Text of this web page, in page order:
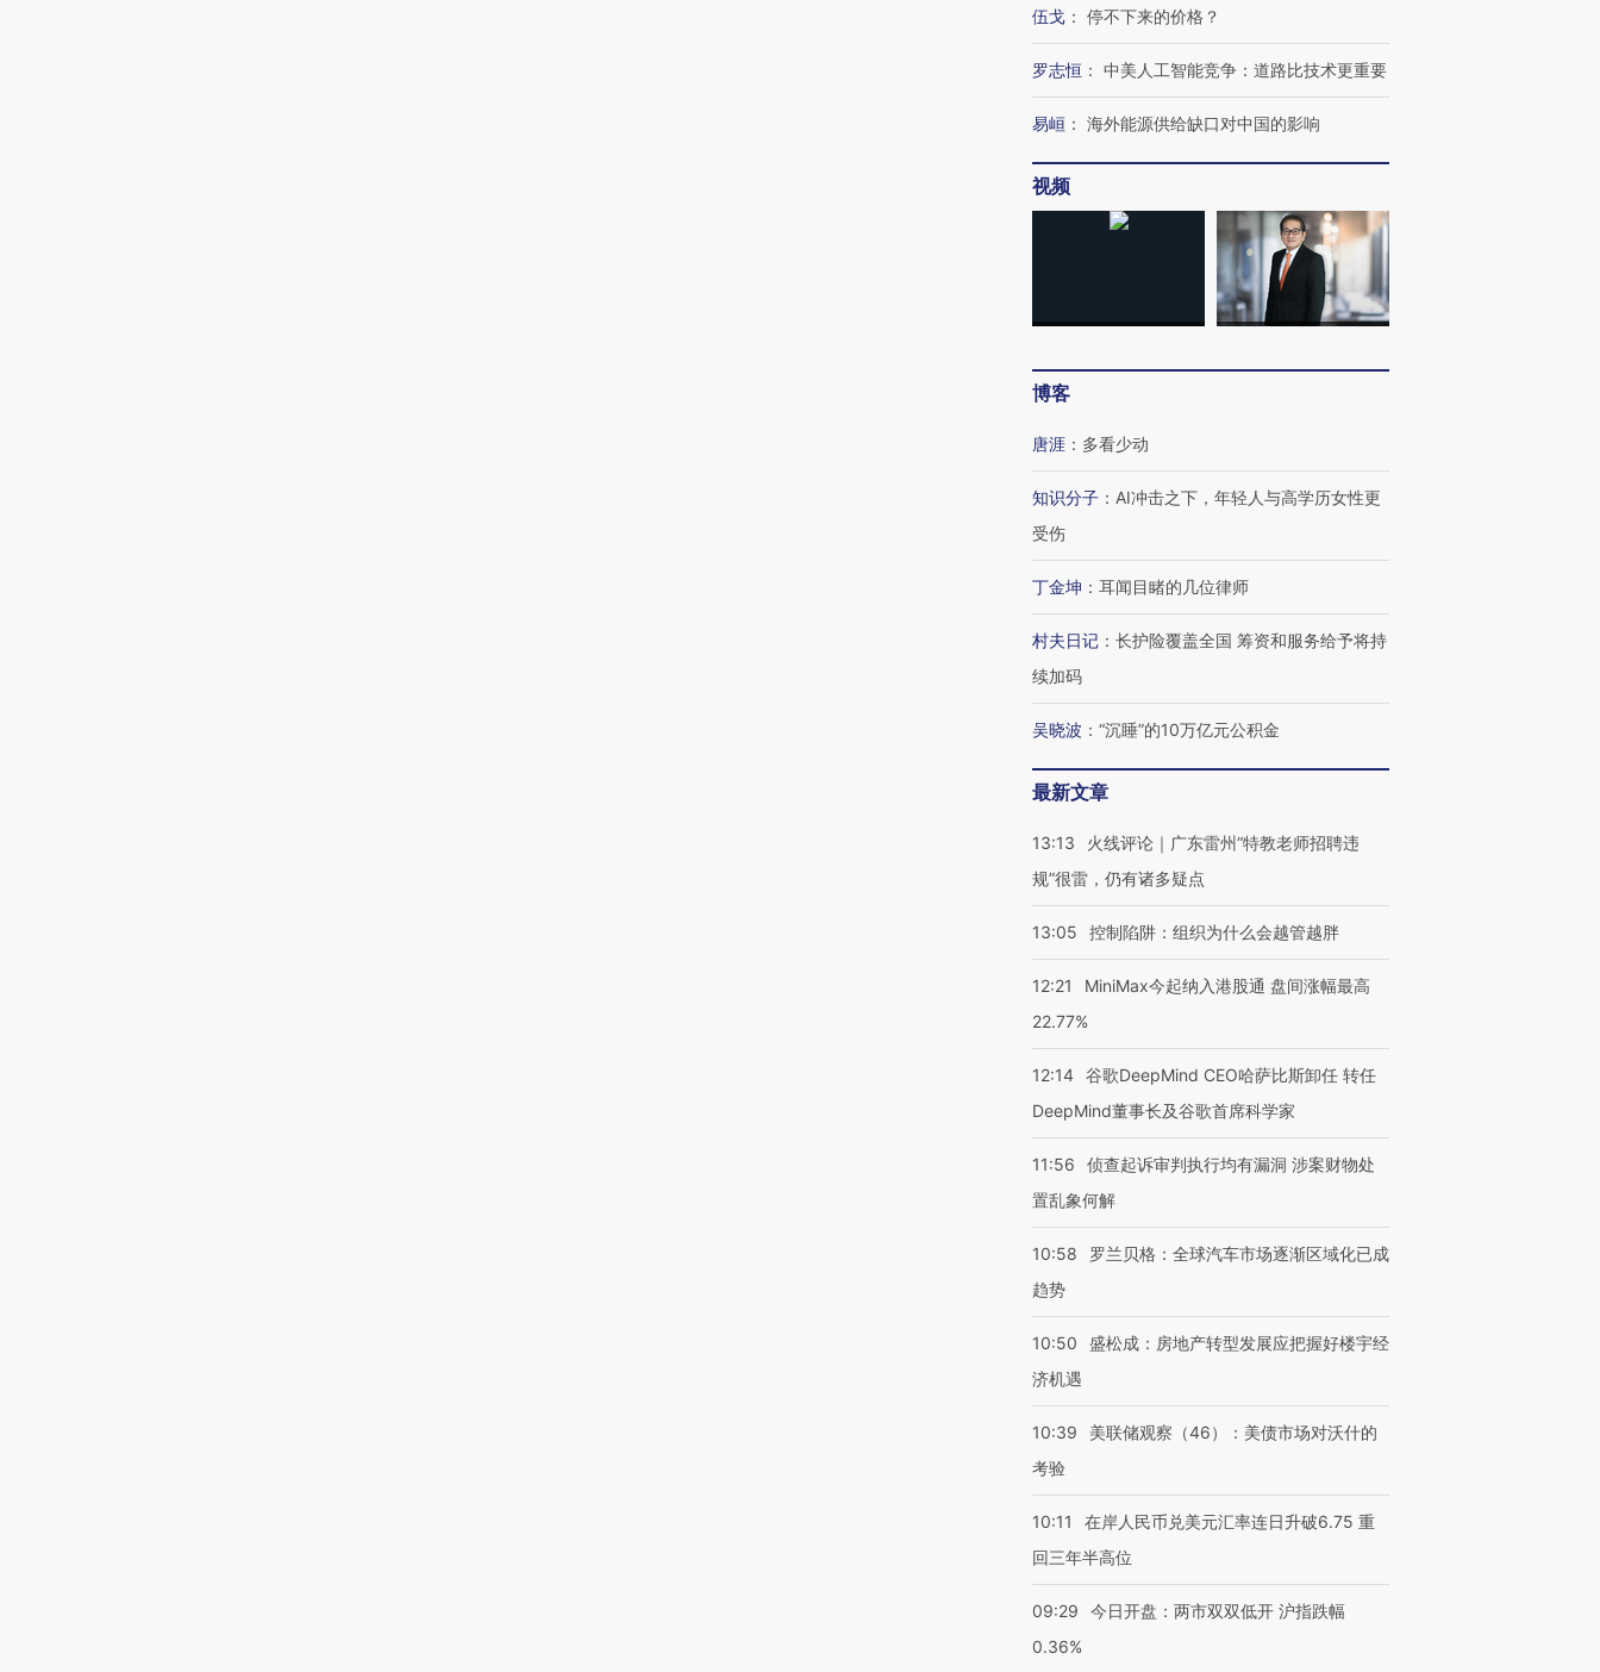
伍戈 ： 停不下来的价格？
罗志恒 ： 中美人工智能竞争：道路比技术更重要
易峘 ： 海外能源供给缺口对中国的影响
视频
博客
唐涯 ： 多看少动
知识分子 ： AI冲击之下，年轻人与高学历女性更
受伤
丁金坤 ： 耳闻目睹的几位律师
村夫日记 ： 长护险覆盖全国 筹资和服务给予将持
续加码
吴晓波 ： “沉睡”的10万亿元公积金
最新文章
13:13
火线评论｜广东雷州“特教老师招聘违
规”很雷，仍有诸多疑点
13:05 控制陷阱：组织为什么会越管越胖
12:21
MiniMax今起纳入港股通 盘间涨幅最高
22.77%
12:14 谷歌DeepMind CEO哈萨比斯卸任 转任
DeepMind董事长及谷歌首席科学家
11:56
侦查起诉审判执行均有漏洞 涉案财物处
置乱象何解
10:58
罗兰贝格：全球汽车市场逐渐区域化已成
趋势
10:50
盛松成：房地产转型发展应把握好楼宇经
济机遇
10:39
美联储观察（46）：美债市场对沃什的
考验
10:11
在岸人民币兑美元汇率连日升破6.75 重
回三年半高位
09:29
今日开盘：两市双双低开 沪指跌幅
0.36%